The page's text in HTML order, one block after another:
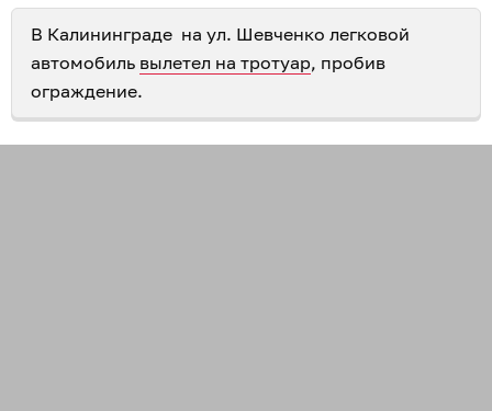
В Калининграде на ул. Шевченко легковой
автомобиль вылетел на тротуар, пробив
ограждение.